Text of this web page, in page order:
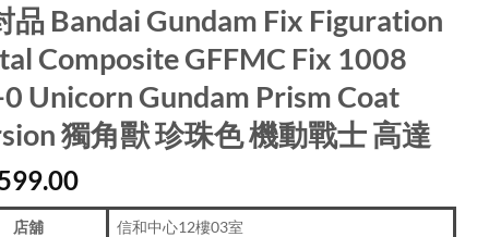
品 Bandai Gundam Fix Figuration
Composite GFFMC Fix 1008
Unicorn Gundam Prism Coat
獨角獸 珍珠色 機動戰士 高達
店舖 信和中心12樓03室